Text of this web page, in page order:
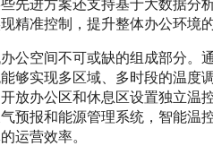
先进方案还支持基于大数据分
精准控制，提升整体办公环境的
公空间不可或缺的组成部分。
够实现多区域、多时段的温度
放办公区和休息区设置独立温
预报和能源管理系统，智能温
运营效率。